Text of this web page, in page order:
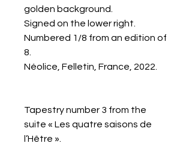
golden background.
Signed on the lower right.
Numbered 1/8 from an edition of
8.
Néolice, Felletin, France, 2022.
Tapestry number 3 from the
suite « Les quatre saisons de
l’Hêtre ».